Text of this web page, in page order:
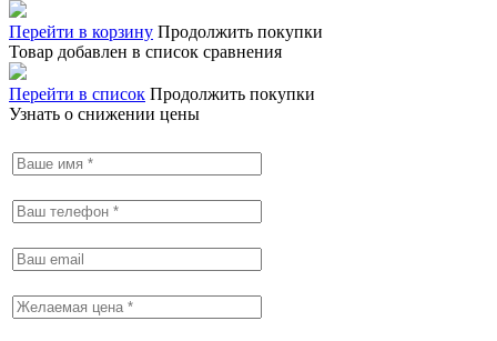
Перейти в корзину Продолжить покупки
Товар добавлен в список сравнения
Перейти в список Продолжить покупки
Узнать о снижении цены